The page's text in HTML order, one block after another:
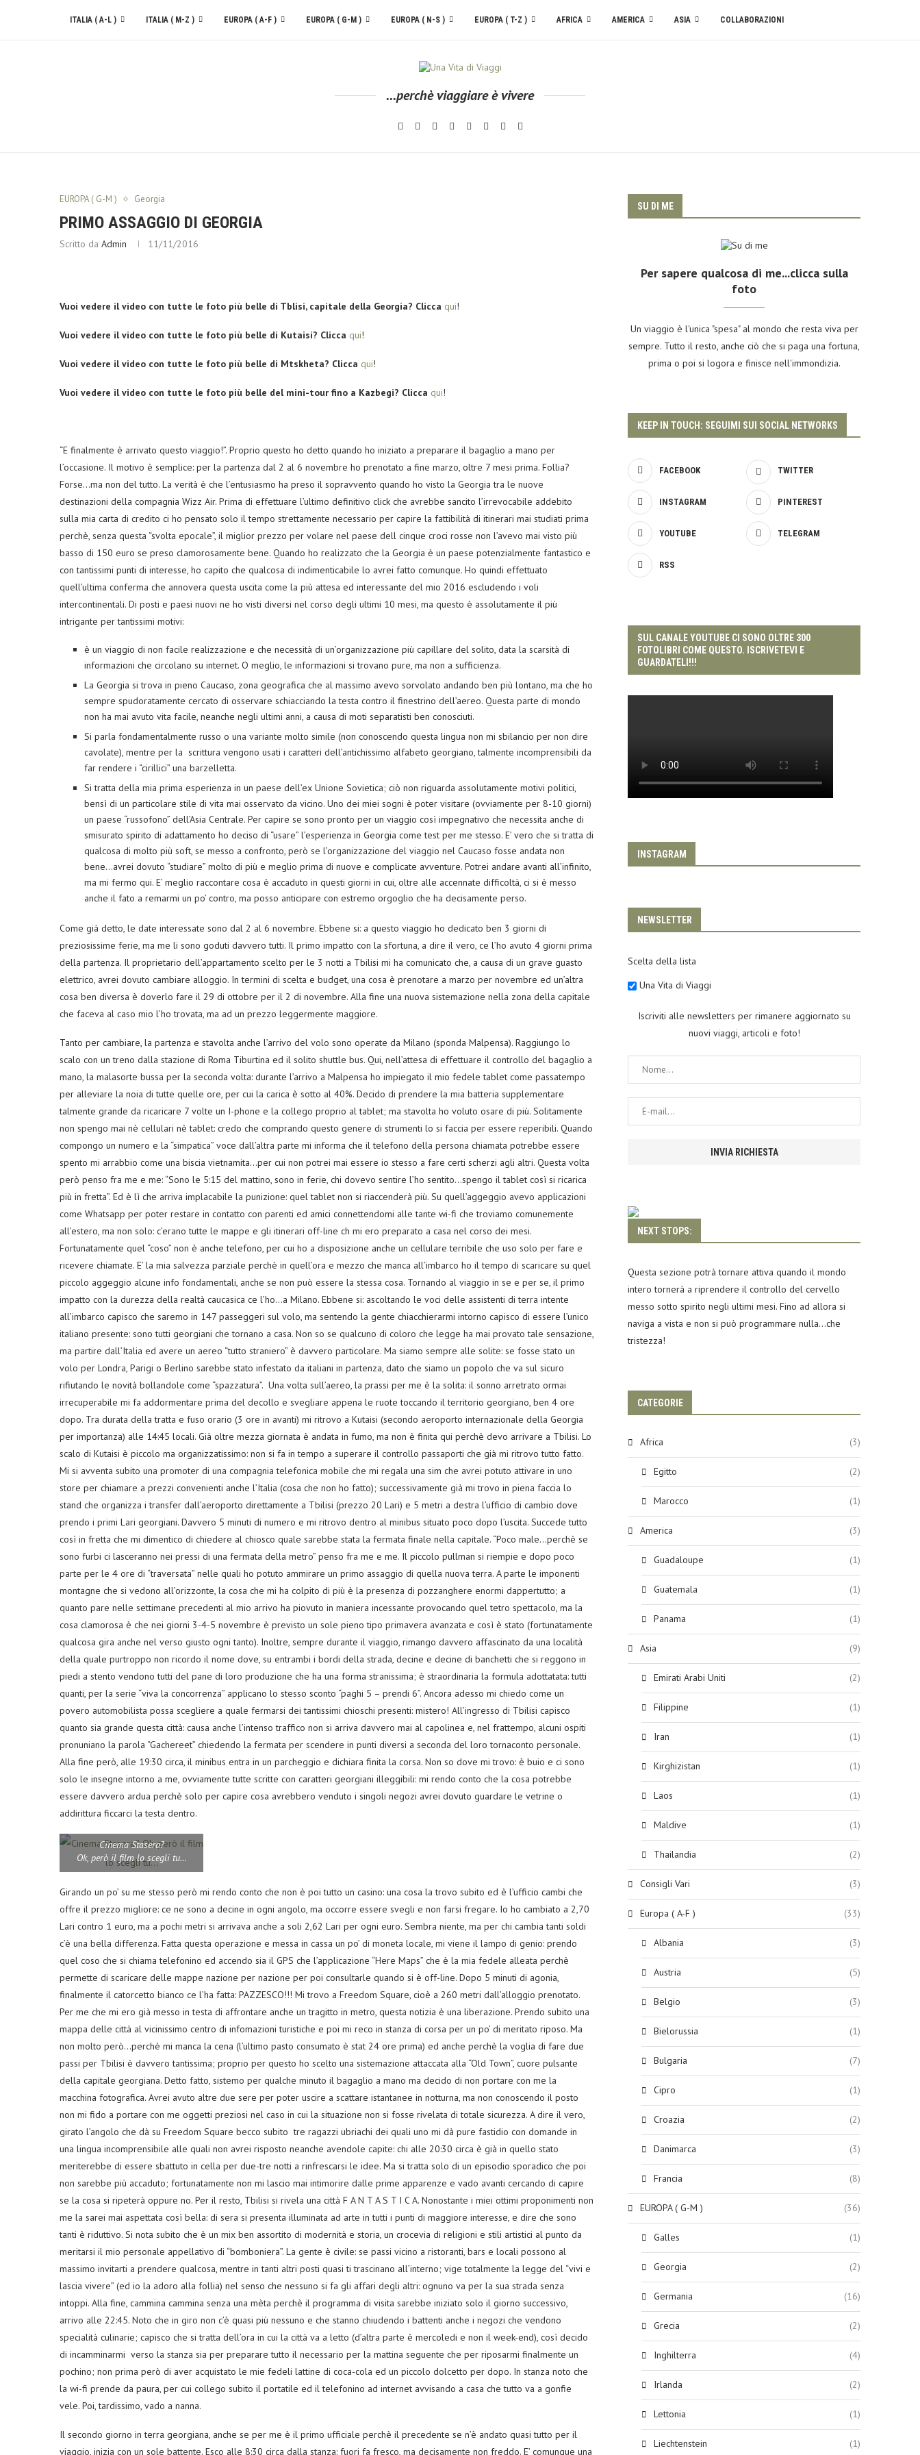
ITALIA ( A-L ) ITALIA ( M-Z ) EUROPA ( A-F ) EUROPA ( G-M ) EUROPA ( N-S ) EUROPA ( T-Z ) AFRICA AMERICA ASIA COLLABORAZIONI
...perchè viaggiare è vivere
EUROPA ( G-M ) Georgia
PRIMO ASSAGGIO DI GEORGIA
Scritto da Admin 11/11/2016
Vuoi vedere il video con tutte le foto più belle di Tblisi, capitale della Georgia? Clicca qui!
Vuoi vedere il video con tutte le foto più belle di Kutaisi? Clicca qui!
Vuoi vedere il video con tutte le foto più belle di Mtskheta? Clicca qui!
Vuoi vedere il video con tutte le foto più belle del mini-tour fino a Kazbegi? Clicca qui!
“E finalmente è arrivato questo viaggio!”. Proprio questo ho detto quando ho iniziato a preparare il bagaglio a mano per
l’occasione. Il motivo è semplice: per la partenza dal 2 al 6 novembre ho prenotato a fine marzo, oltre 7 mesi prima. Follia?
Forse…ma non del tutto. La verità è che l’entusiasmo ha preso il sopravvento quando ho visto la Georgia tra le nuove
destinazioni della compagnia Wizz Air. Prima di effettuare l’ultimo definitivo click che avrebbe sancito l’irrevocabile addebito
sulla mia carta di credito ci ho pensato solo il tempo strettamente necessario per capire la fattibilità di itinerari mai studiati prima
perchè, senza questa “svolta epocale”, il miglior prezzo per volare nel paese dell cinque croci rosse non l’avevo mai visto più
basso di 150 euro se preso clamorosamente bene. Quando ho realizzato che la Georgia è un paese potenzialmente fantastico e
con tantissimi punti di interesse, ho capito che qualcosa di indimenticabile lo avrei fatto comunque. Ho quindi effettuato
quell’ultima conferma che annovera questa uscita come la più attesa ed interessante del mio 2016 escludendo i voli
intercontinentali. Di posti e paesi nuovi ne ho visti diversi nel corso degli ultimi 10 mesi, ma questo è assolutamente il più
intrigante per tantissimi motivi:
è un viaggio di non facile realizzazione e che necessità di un’organizzazione più capillare del solito, data la scarsità di
informazioni che circolano su internet. O meglio, le informazioni si trovano pure, ma non a sufficienza.
La Georgia si trova in pieno Caucaso, zona geografica che al massimo avevo sorvolato andando ben più lontano, ma che ho
sempre spudoratamente cercato di osservare schiacciando la testa contro il finestrino dell’aereo. Questa parte di mondo
non ha mai avuto vita facile, neanche negli ultimi anni, a causa di moti separatisti ben conosciuti.
Si parla fondamentalmente russo o una variante molto simile (non conoscendo questa lingua non mi sbilancio per non dire
cavolate), mentre per la scrittura vengono usati i caratteri dell’antichissimo alfabeto georgiano, talmente incomprensibili da
far rendere i “cirillici” una barzelletta.
Si tratta della mia prima esperienza in un paese dell’ex Unione Sovietica; ciò non riguarda assolutamente motivi politici,
bensì di un particolare stile di vita mai osservato da vicino. Uno dei miei sogni è poter visitare (ovviamente per 8-10 giorni)
un paese “russofono” dell’Asia Centrale. Per capire se sono pronto per un viaggio così impegnativo che necessita anche di
smisurato spirito di adattamento ho deciso di “usare” l’esperienza in Georgia come test per me stesso. E’ vero che si tratta di
qualcosa di molto più soft, se messo a confronto, però se l’organizzazione del viaggio nel Caucaso fosse andata non
bene…avrei dovuto “studiare” molto di più e meglio prima di nuove e complicate avventure. Potrei andare avanti all’infinito,
ma mi fermo qui. E’ meglio raccontare cosa è accaduto in questi giorni in cui, oltre alle accennate difficoltà, ci si è messo
anche il fato a remarmi un po’ contro, ma posso anticipare con estremo orgoglio che ha decisamente perso.
Come già detto, le date interessate sono dal 2 al 6 novembre. Ebbene si: a questo viaggio ho dedicato ben 3 giorni di
preziosissime ferie, ma me li sono goduti davvero tutti. Il primo impatto con la sfortuna, a dire il vero, ce l’ho avuto 4 giorni prima
della partenza. Il proprietario dell’appartamento scelto per le 3 notti a Tbilisi mi ha comunicato che, a causa di un grave guasto
elettrico, avrei dovuto cambiare alloggio. In termini di scelta e budget, una cosa è prenotare a marzo per novembre ed un’altra
cosa ben diversa è doverlo fare il 29 di ottobre per il 2 di novembre. Alla fine una nuova sistemazione nella zona della capitale
che faceva al caso mio l’ho trovata, ma ad un prezzo leggermente maggiore.
Tanto per cambiare, la partenza e stavolta anche l’arrivo del volo sono operate da Milano (sponda Malpensa). Raggiungo lo
scalo con un treno dalla stazione di Roma Tiburtina ed il solito shuttle bus. Qui, nell’attesa di effettuare il controllo del bagaglio a
mano, la malasorte bussa per la seconda volta: durante l’arrivo a Malpensa ho impiegato il mio fedele tablet come passatempo
per alleviare la noia di tutte quelle ore, per cui la carica è sotto al 40%. Decido di prendere la mia batteria supplementare
talmente grande da ricaricare 7 volte un I-phone e la collego proprio al tablet; ma stavolta ho voluto osare di più. Solitamente
non spengo mai nè cellulari nè tablet: credo che comprando questo genere di strumenti lo si faccia per essere reperibili. Quando
compongo un numero e la “simpatica” voce dall’altra parte mi informa che il telefono della persona chiamata potrebbe essere
spento mi arrabbio come una biscia vietnamita…per cui non potrei mai essere io stesso a fare certi scherzi agli altri. Questa volta
però penso fra me e me: “Sono le 5:15 del mattino, sono in ferie, chi dovevo sentire l’ho sentito…spengo il tablet così si ricarica
più in fretta”. Ed è lì che arriva implacabile la punizione: quel tablet non si riaccenderà più. Su quell’aggeggio avevo applicazioni
come Whatsapp per poter restare in contatto con parenti ed amici connettendomi alle tante wi-fi che troviamo comunemente
all’estero, ma non solo: c’erano tutte le mappe e gli itinerari off-line ch mi ero preparato a casa nel corso dei mesi.
Fortunatamente quel “coso” non è anche telefono, per cui ho a disposizione anche un cellulare terribile che uso solo per fare e
ricevere chiamate. E’ la mia salvezza parziale perchè in quell’ora e mezzo che manca all’imbarco ho il tempo di scaricare su quel
piccolo aggeggio alcune info fondamentali, anche se non può essere la stessa cosa. Tornando al viaggio in se e per se, il primo
impatto con la durezza della realtà caucasica ce l’ho…a Milano. Ebbene si: ascoltando le voci delle assistenti di terra intente
all’imbarco capisco che saremo in 147 passeggeri sul volo, ma sentendo la gente chiacchierarmi intorno capisco di essere l’unico
italiano presente: sono tutti georgiani che tornano a casa. Non so se qualcuno di coloro che legge ha mai provato tale sensazione,
ma partire dall’Italia ed avere un aereo “tutto straniero” è davvero particolare. Ma siamo sempre alle solite: se fosse stato un
volo per Londra, Parigi o Berlino sarebbe stato infestato da italiani in partenza, dato che siamo un popolo che va sul sicuro
rifiutando le novità bollandole come “spazzatura”. Una volta sull’aereo, la prassi per me è la solita: il sonno arretrato ormai
irrecuperabile mi fa addormentare prima del decollo e svegliare appena le ruote toccando il territorio georgiano, ben 4 ore
dopo. Tra durata della tratta e fuso orario (3 ore in avanti) mi ritrovo a Kutaisi (secondo aeroporto internazionale della Georgia
per importanza) alle 14:45 locali. Già oltre mezza giornata è andata in fumo, ma non è finita qui perchè devo arrivare a Tbilisi. Lo
scalo di Kutaisi è piccolo ma organizzatissimo: non si fa in tempo a superare il controllo passaporti che già mi ritrovo tutto fatto.
Mi si avventa subito una promoter di una compagnia telefonica mobile che mi regala una sim che avrei potuto attivare in uno
store per chiamare a prezzi convenienti anche l’Italia (cosa che non ho fatto); successivamente già mi trovo in piena faccia lo
stand che organizza i transfer dall’aeroporto direttamente a Tbilisi (prezzo 20 Lari) e 5 metri a destra l’ufficio di cambio dove
prendo i primi Lari georgiani. Davvero 5 minuti di numero e mi ritrovo dentro al minibus situato poco dopo l’uscita. Succede tutto
così in fretta che mi dimentico di chiedere al chiosco quale sarebbe stata la fermata finale nella capitale. “Poco male…perchè se
sono furbi ci lasceranno nei pressi di una fermata della metro” penso fra me e me. Il piccolo pullman si riempie e dopo poco
parte per le 4 ore di “traversata” nelle quali ho potuto ammirare un primo assaggio di quella nuova terra. A parte le imponenti
montagne che si vedono all’orizzonte, la cosa che mi ha colpito di più è la presenza di pozzanghere enormi dappertutto; a
quanto pare nelle settimane precedenti al mio arrivo ha piovuto in maniera incessante provocando quel tetro spettacolo, ma la
cosa clamorosa è che nei giorni 3-4-5 novembre è previsto un sole pieno tipo primavera avanzata e così è stato (fortunatamente
qualcosa gira anche nel verso giusto ogni tanto). Inoltre, sempre durante il viaggio, rimango davvero affascinato da una località
della quale purtroppo non ricordo il nome dove, su entrambi i bordi della strada, decine e decine di banchetti che si reggono in
piedi a stento vendono tutti del pane di loro produzione che ha una forma stranissima; è straordinaria la formula adottatata: tutti
quanti, per la serie “viva la concorrenza” applicano lo stesso sconto “paghi 5 – prendi 6”. Ancora adesso mi chiedo come un
povero automobilista possa scegliere a quale fermarsi dei tantissimi chioschi presenti: mistero! All’ingresso di Tbilisi capisco
quanto sia grande questa città: causa anche l’intenso traffico non si arriva davvero mai al capolinea e, nel frattempo, alcuni ospiti
pronuniano la parola “Gachereet” chiedendo la fermata per scendere in punti diversi a seconda del loro tornaconto personale.
Alla fine però, alle 19:30 circa, il minibus entra in un parcheggio e dichiara finita la corsa. Non so dove mi trovo: è buio e ci sono
solo le insegne intorno a me, ovviamente tutte scritte con caratteri georgiani illeggibili: mi rendo conto che la cosa potrebbe
essere davvero ardua perchè solo per capire cosa avrebbero venduto i singoli negozi avrei dovuto guardare le vetrine o
addirittura ficcarci la testa dentro.
Cinema Stasera?
Ok, però il film lo scegli tu…
Girando un po’ su me stesso però mi rendo conto che non è poi tutto un casino: una cosa la trovo subito ed è l’ufficio cambi che
offre il prezzo migliore: ce ne sono a decine in ogni angolo, ma occorre essere svegli e non farsi fregare. Io ho cambiato a 2,70
Lari contro 1 euro, ma a pochi metri si arrivava anche a soli 2,62 Lari per ogni euro. Sembra niente, ma per chi cambia tanti soldi
c’è una bella differenza. Fatta questa operazione e messa in cassa un po’ di moneta locale, mi viene il lampo di genio: prendo
quel coso che si chiama telefonino ed accendo sia il GPS che l’applicazione “Here Maps” che è la mia fedele alleata perchè
permette di scaricare delle mappe nazione per nazione per poi consultarle quando si è off-line. Dopo 5 minuti di agonia,
finalmente il catorcetto bianco ce l’ha fatta: PAZZESCO!!! Mi trovo a Freedom Square, cioè a 260 metri dall’alloggio prenotato.
Per me che mi ero già messo in testa di affrontare anche un tragitto in metro, questa notizia è una liberazione. Prendo subito una
mappa delle città al vicinissimo centro di infomazioni turistiche e poi mi reco in stanza di corsa per un po’ di meritato riposo. Ma
non molto però…perchè mi manca la cena (l’ultimo pasto consumato è stat 24 ore prima) ed anche perchè la voglia di fare due
passi per Tbilisi è davvero tantissima; proprio per questo ho scelto una sistemazione attaccata alla “Old Town”, cuore pulsante
della capitale georgiana. Detto fatto, sistemo per qualche minuto il bagaglio a mano ma decido di non portare con me la
macchina fotografica. Avrei avuto altre due sere per poter uscire a scattare istantanee in notturna, ma non conoscendo il posto
non mi fido a portare con me oggetti preziosi nel caso in cui la situazione non si fosse rivelata di totale sicurezza. A dire il vero,
girato l’angolo che dà su Freedom Square becco subito tre ragazzi ubriachi dei quali uno mi dà pure fastidio con domande in
una lingua incomprensibile alle quali non avrei risposto neanche avendole capite: chi alle 20:30 circa è già in quello stato
meriterebbe di essere sbattuto in cella per due-tre notti a rinfrescarsi le idee. Ma si tratta solo di un episodio sporadico che poi
non sarebbe più accaduto; fortunatamente non mi lascio mai intimorire dalle prime apparenze e vado avanti cercando di capire
se la cosa si ripeterà oppure no. Per il resto, Tbilisi si rivela una città F A N T A S T I C A. Nonostante i miei ottimi proponimenti non
me la sarei mai aspettata così bella: di sera si presenta illuminata ad arte in tutti i punti di maggiore interesse, e dire che sono
tanti è riduttivo. Si nota subito che è un mix ben assortito di modernità e storia, un crocevia di religioni e stili artistici al punto da
meritarsi il mio personale appellativo di “bomboniera”. La gente è civile: se passi vicino a ristoranti, bars e locali possono al
massimo invitarti a prendere qualcosa, mentre in tanti altri posti quasi ti trascinano all’interno; vige totalmente la legge del “vivi e
lascia vivere” (ed io la adoro alla follia) nel senso che nessuno si fa gli affari degli altri: ognuno va per la sua strada senza
intoppi. Alla fine, cammina cammina senza una mèta perchè il programma di visita sarebbe iniziato solo il giorno successivo,
arrivo alle 22:45. Noto che in giro non c’è quasi più nessuno e che stanno chiudendo i battenti anche i negozi che vendono
specialità culinarie; capisco che si tratta dell’ora in cui la città va a letto (d’altra parte è mercoledi e non il week-end), così decido
di incamminarmi verso la stanza sia per preparare tutto il necessario per la mattina seguente che per riposarmi finalmente un
pochino; non prima però di aver acquistato le mie fedeli lattine di coca-cola ed un piccolo dolcetto per dopo. In stanza noto che
la wi-fi prende da paura, per cui collego subito il portatile ed il telefonino ad internet avvisando a casa che tutto va a gonfie
vele. Poi, tardissimo, vado a nanna.
Il secondo giorno in terra georgiana, anche se per me è il primo ufficiale perchè il precedente se n’è andato quasi tutto per il
viaggio, inizia con un sole battente. Esco alle 8:30 circa dalla stanza: fuori fa fresco, ma decisamente non freddo. E’ comunque una
SU DI ME
Per sapere qualcosa di me...clicca sulla
foto
Un viaggio è l'unica "spesa" al mondo che resta viva per
sempre. Tutto il resto, anche ciò che si paga una fortuna,
prima o poi si logora e finisce nell'immondizia.
KEEP IN TOUCH: SEGUIMI SUI SOCIAL NETWORKS
FACEBOOK TWITTER
INSTAGRAM PINTEREST
YOUTUBE TELEGRAM
RSS
SUL CANALE YOUTUBE CI SONO OLTRE 300
FOTOLIBRI COME QUESTO. ISCRIVETEVI E
GUARDATELI!!!
INSTAGRAM
NEWSLETTER
Scelta della lista
Una Vita di Viaggi
Iscriviti alle newsletters per rimanere aggiornato su
nuovi viaggi, articoli e foto!
NEXT STOPS:
Questa sezione potrà tornare attiva quando il mondo
intero tornerà a riprendere il controllo del cervello
messo sotto spirito negli ultimi mesi. Fino ad allora si
naviga a vista e non si può programmare nulla…che
tristezza!
CATEGORIE
Africa (3)
Egitto (2)
Marocco (1)
America (3)
Guadaloupe (1)
Guatemala (1)
Panama (1)
Asia (9)
Emirati Arabi Uniti (2)
Filippine (1)
Iran (1)
Kirghizistan (1)
Laos (1)
Maldive (1)
Thailandia (2)
Consigli Vari (3)
Europa ( A-F ) (33)
Albania (3)
Austria (5)
Belgio (3)
Bielorussia (1)
Bulgaria (7)
Cipro (1)
Croazia (2)
Danimarca (3)
Francia (8)
EUROPA ( G-M ) (36)
Galles (1)
Georgia (2)
Germania (16)
Grecia (2)
Inghilterra (4)
Irlanda (2)
Lettonia (1)
Liechtenstein (1)